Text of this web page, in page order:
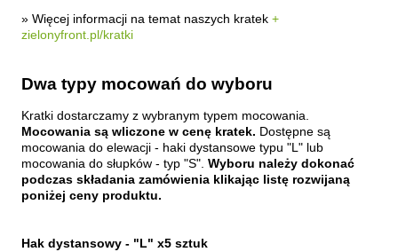
» Więcej informacji na temat naszych kratek +
zielonyfront.pl/kratki
Dwa typy mocowań do wyboru
Kratki dostarczamy z wybranym typem mocowania.
Mocowania są wliczone w cenę kratek. Dostępne są
mocowania do elewacji - haki dystansowe typu "L" lub
mocowania do słupków - typ "S". Wyboru należy dokonać
podczas składania zamówienia klikając listę rozwijaną
poniżej ceny produktu.
Hak dystansowy - "L" x5 sztuk